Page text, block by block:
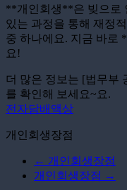
**개인회생**은 빚으로
있는 과정을 통해 재정
중 하나에요. 지금 바로
요!
더 많은 정보는 [법무부
를 확인해 보세요~요.
전자담배액상
개인회생장점
← 개인회생장점
개인회생장점 →